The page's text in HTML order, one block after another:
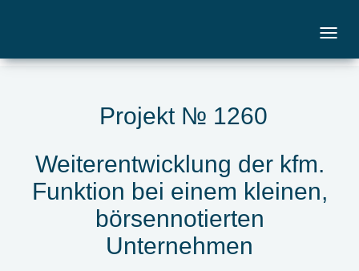
Projekt № 1260
Weiterentwicklung der kfm.
Funktion bei einem kleinen,
börsennotierten
Unternehmen